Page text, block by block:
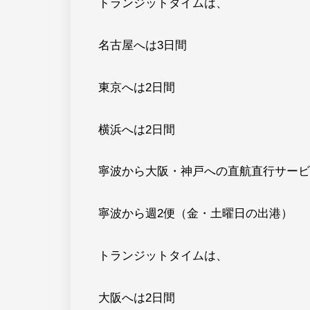
トランジットタイムは、
名古屋へは3日間
東京へは2日間
横浜へは2日間
寧波から大阪・神戸への直航直行サー
寧波から週2便（金・土曜日の出港）
トランジットタイムは、
大阪へは2日間